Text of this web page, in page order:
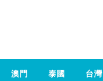
澳門 泰國 台灣